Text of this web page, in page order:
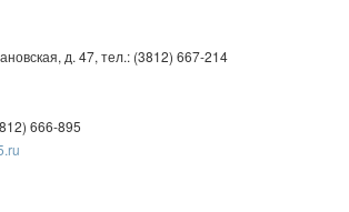
д. 47, тел.: (3812) 667-214
666-895